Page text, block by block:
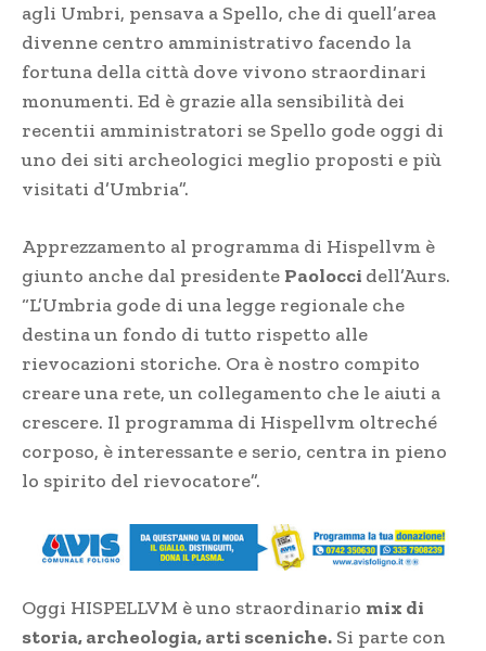
agli Umbri, pensava a Spello, che di quell’area
divenne centro amministrativo facendo la
fortuna della città dove vivono straordinari
monumenti. Ed è grazie alla sensibilità dei
recentii amministratori se Spello gode oggi di
uno dei siti archeologici meglio proposti e più
visitati d’Umbria”.
Apprezzamento al programma di Hispellvm è
giunto anche dal presidente Paolocci dell’Aurs.
“L’Umbria gode di una legge regionale che
destina un fondo di tutto rispetto alle
rievocazioni storiche. Ora è nostro compito
creare una rete, un collegamento che le aiuti a
crescere. Il programma di Hispellvm oltreché
corposo, è interessante e serio, centra in pieno
lo spirito del rievocatore”.
Oggi HISPELLVM è uno straordinario mix di
storia, archeologia, arti sceniche. Si parte con